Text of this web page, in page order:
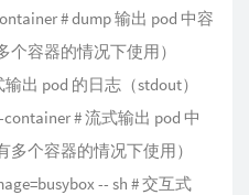
# dump 输出 pod 中容
容器的情况下使用）
出 pod 的日志（stdout）
# 流式输出 pod 中
个容器的情况下使用）
-- sh # 交互式